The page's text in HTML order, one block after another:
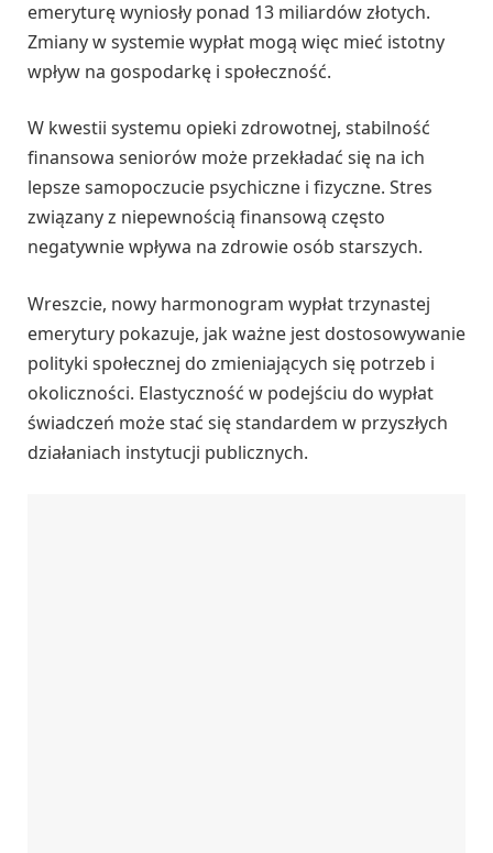
emeryturę wyniosły ponad 13 miliardów złotych.
Zmiany w systemie wypłat mogą więc mieć istotny
wpływ na gospodarkę i społeczność.
W kwestii systemu opieki zdrowotnej, stabilność
finansowa seniorów może przekładać się na ich
lepsze samopoczucie psychiczne i fizyczne. Stres
związany z niepewnością finansową często
negatywnie wpływa na zdrowie osób starszych.
Wreszcie, nowy harmonogram wypłat trzynastej
emerytury pokazuje, jak ważne jest dostosowywanie
polityki społecznej do zmieniających się potrzeb i
okoliczności. Elastyczność w podejściu do wypłat
świadczeń może stać się standardem w przyszłych
działaniach instytucji publicznych.